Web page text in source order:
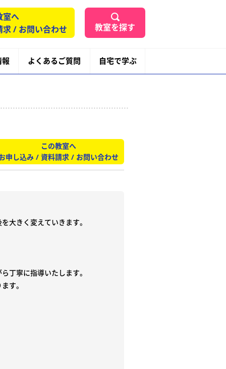
室へ
/ お問い合わせ
教室を探す
よくあるご質問 自宅で学ぶ
この教室へ
申し込み / 資料請求 / お問い合わせ
大きく変えていきます。
丁寧に指導いたします。
す。